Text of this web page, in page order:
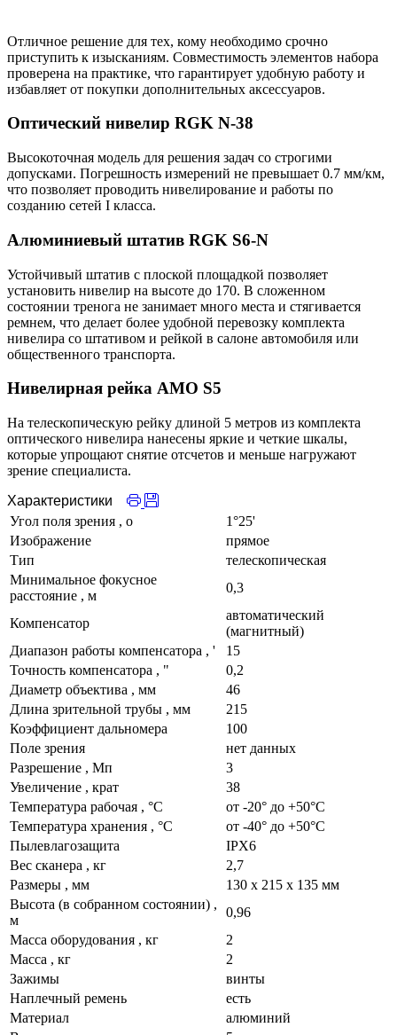
Отличное решение для тех, кому необходимо срочно
приступить к изысканиям. Совместимость элементов набора
проверена на практике, что гарантирует удобную работу и
избавляет от покупки дополнительных аксессуаров.
Оптический нивелир RGK N-38
Высокоточная модель для решения задач со строгими
допусками. Погрешность измерений не превышает 0.7 мм/км,
что позволяет проводить нивелирование и работы по
созданию сетей I класса.
Алюминиевый штатив RGK S6-N
Устойчивый штатив с плоской площадкой позволяет
установить нивелир на высоте до 170. В сложенном
состоянии тренога не занимает много места и стягивается
ремнем, что делает более удобной перевозку комплекта
нивелира со штативом и рейкой в салоне автомобиля или
общественного транспорта.
Нивелирная рейка AMO S5
На телескопическую рейку длиной 5 метров из комплекта
оптического нивелира нанесены яркие и четкие шкалы,
которые упрощают снятие отсчетов и меньше нагружают
зрение специалиста.
Характеристики
Угол поля зрения , o
1°25'
Изображение
прямое
Тип
телескопическая
Минимальное фокусное
расстояние , м
0,3
Компенсатор
автоматический
(магнитный)
Диапазон работы компенсатора , '
15
Точность компенсатора , "
0,2
Диаметр объектива , мм
46
Длина зрительной трубы , мм
215
Коэффициент дальномера
100
Поле зрения
нет данных
Разрешение , Мп
3
Увеличение , крат
38
Температура рабочая , °C
от -20° до +50°С
Температура хранения , °C
от -40° до +50°С
Пылевлагозащита
IPX6
Вес сканера , кг
2,7
Размеры , мм
130 x 215 x 135 мм
Высота (в собранном состоянии) ,
м
0,96
Масса оборудования , кг
2
Масса , кг
2
Зажимы
винты
Наплечный ремень
есть
Материал
алюминий